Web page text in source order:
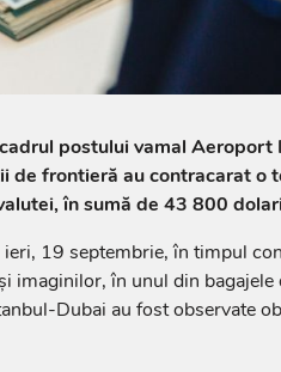
postului vamal Aeroport
de frontieră au contracarat o
în sumă de 43 800
19 septembrie, în timpul
imaginilor, în unul din bagajele
Dubai au fost observate